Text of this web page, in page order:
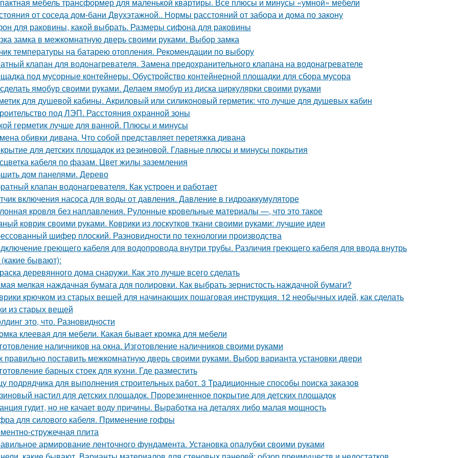
от соседа дом-бани Двухэтажной.. Нормы расстояний от забора и дома по закону
для раковины, какой выбрать. Размеры сифона для раковины
замка в межкомнатную дверь своими руками. Выбор замка
температуры на батарею отопления. Рекомендации по выбору
клапан для водонагревателя. Замена предохранительного клапана на водонагревателе
под мусорные контейнеры. Обустройство контейнерной площадки для сбора мусора
ямобур своими руками. Делаем ямобур из диска циркулярки своими руками
для душевой кабины. Акриловый или силиконовый герметик: что лучше для душевых кабин
под ЛЭП. Расстояния охранной зоны
герметик лучше для ванной. Плюсы и минусы
обивки дивана. Что собой представляет перетяжка дивана
для детских площадок из резиновой. Главные плюсы и минусы покрытия
кабеля по фазам. Цвет жилы заземления
дом панелями. Дерево
клапан водонагревателя. Как устроен и работает
включения насоса для воды от давления. Давление в гидроаккумуляторе
кровля без наплавления. Рулонные кровельные материалы —, что это такое
коврик своими руками. Коврики из лоскутков ткани своими руками: лучшие идеи
шифер плоский. Разновидности по технологии производства
греющего кабеля для водопровода внутри трубы. Различия греющего кабеля для ввода внутрь
бывают):
деревянного дома снаружи. Как это лучше всего сделать
мелкая наждачная бумага для полировки. Как выбрать зернистость наждачной бумаги?
крючком из старых вещей для начинающих пошаговая инструкция. 12 необычных идей, как сделать
из старых вещей
это, что. Разновидности
клеевая для мебели. Какая бывает кромка для мебели
наличников на окна. Изготовление наличников своими руками
правильно поставить межкомнатную дверь своими руками. Выбор варианта установки двери
барных стоек для кухни. Где разместить
подрядчика для выполнения строительных работ. 3 Традиционные способы поиска заказов
настил для детских площадок. Прорезиненное покрытие для детских площадок
гудит, но не качает воду причины. Выработка на деталях либо малая мощность
для силового кабеля. Применение гофры
стружечная плита
армирование ленточного фундамента. Установка опалубки своими руками